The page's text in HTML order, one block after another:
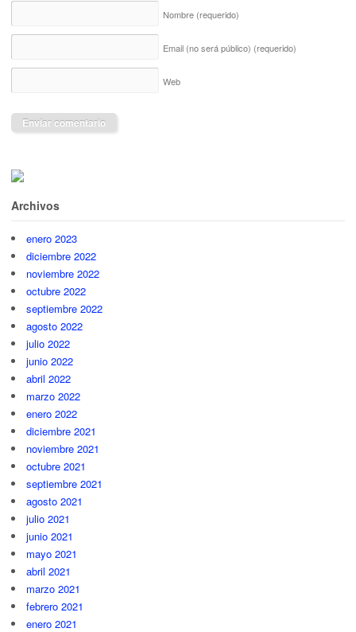
Nombre (requerido)
Email (no será público) (requerido)
Web
Archivos
enero 2023
diciembre 2022
noviembre 2022
octubre 2022
septiembre 2022
agosto 2022
julio 2022
junio 2022
abril 2022
marzo 2022
enero 2022
diciembre 2021
noviembre 2021
octubre 2021
septiembre 2021
agosto 2021
julio 2021
junio 2021
mayo 2021
abril 2021
marzo 2021
febrero 2021
enero 2021